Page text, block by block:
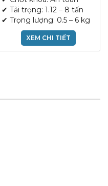
✔ Tải trọng: 1.12 – 8 tấn
✔ Trọng lượng: 0.5 – 6 kg
XEM CHI TIẾT